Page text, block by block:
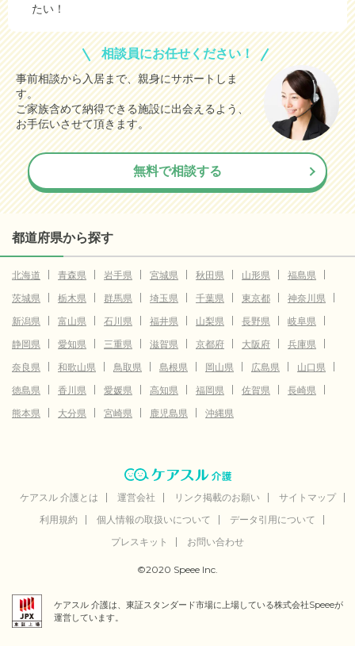
たい！
相談員にお任せください！
事前相談から入居まで、親身にサポートしま
す。
ご家族含めて納得できる施設に出会えるよう、
お手伝いさせて頂きます。
無料で相談する
都道府県から探す
北海道 青森県 岩手県 宮城県 秋田県 山形県
福島県
茨城県
栃木県 群馬県 埼玉県 千葉県 東京都
神奈川県
新潟県
富山県 石川県 福井県 山梨県 長野県
岐阜県
静岡県
愛知県 三重県 滋賀県 京都府 大阪府
兵庫県
奈良県
和歌山県 鳥取県 島根県 岡山県 広島県
山口県
徳島県
香川県 愛媛県 高知県 福岡県 佐賀県
長崎県
熊本県
大分県 宮崎県 鹿児島県 沖縄県
ケアスル 介護とは 運営会社 リンク掲載のお願い
サイトマップ
利用規約
個人情報の取扱いについて
データ引用について
プレスキット
お問い合わせ
©2020 Speee Inc.
ケアスル 介護は、東証スタンダード市場に上場している株式会社Speeeが
運営しています。